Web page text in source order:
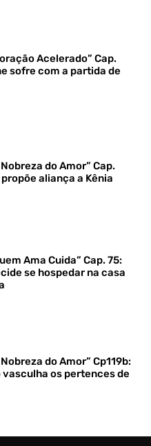
Acelerado” Cap.
sofre com a partida de
do Amor” Cap.
aliança a Kênia
Ama Cuida” Cap. 75:
se hospedar na casa
do Amor” Cp119b:
os pertences de